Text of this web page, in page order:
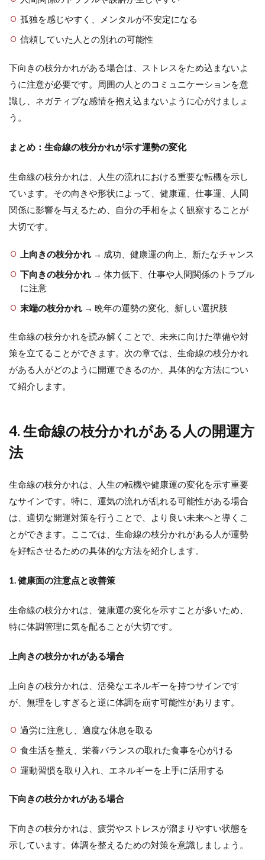
孤独を感じやすく、メンタルが不安定になる
信頼していた人との別れの可能性
下向きの枝分かれがある場合は、ストレスをため込まないよ
うに注意が必要です。周囲の人とのコミュニケーションを意
識し、ネガティブな感情を抱え込まないように心がけましょ
う。
まとめ：生命線の枝分かれが示す運勢の変化
生命線の枝分かれは、人生の流れにおける重要な転機を示し
ています。その向きや形状によって、健康運、仕事運、人間
関係に影響を与えるため、自分の手相をよく観察することが
大切です。
上向きの枝分かれ→ 成功、健康運の向上、新たなチャンス
下向きの枝分かれ→ 体力低下、仕事や人間関係のトラブル
に注意
末端の枝分かれ→ 晩年の運勢の変化、新しい選択肢
生命線の枝分かれを読み解くことで、未来に向けた準備や対
策を立てることができます。次の章では、生命線の枝分かれ
がある人がどのように開運できるのか、具体的な方法につい
て紹介します。
4. 生命線の枝分かれがある人の開運方
法
生命線の枝分かれは、人生の転機や健康運の変化を示す重要
なサインです。特に、運気の流れが乱れる可能性がある場合
は、適切な開運対策を行うことで、より良い未来へと導くこ
とができます。ここでは、生命線の枝分かれがある人が運勢
を好転させるための具体的な方法を紹介します。
1. 健康面の注意点と改善策
生命線の枝分かれは、健康運の変化を示すことが多いため、
特に体調管理に気を配ることが大切です。
上向きの枝分かれがある場合
上向きの枝分かれは、活発なエネルギーを持つサインです
が、無理をしすぎると逆に体調を崩す可能性があります。
過労に注意し、適度な休息を取る
食生活を整え、栄養バランスの取れた食事を心がける
運動習慣を取り入れ、エネルギーを上手に活用する
下向きの枝分かれがある場合
下向きの枝分かれは、疲労やストレスが溜まりやすい状態を
示しています。体調を整えるための対策を意識しましょう。